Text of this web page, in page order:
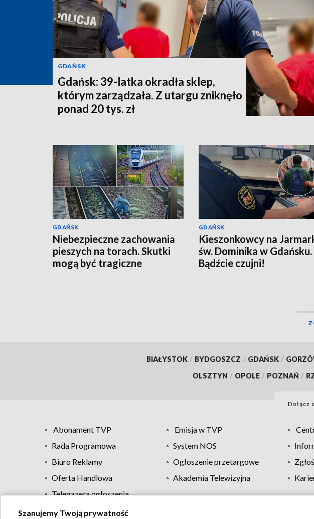
GDAŃSK
Gdańsk: 39-latka okradła sklep,
którym zarządzała. Z utargu zniknęło
ponad 20 tys. zł
GDAŃSK
Niebezpieczne zachowania
pieszych na torach. Skutki
mogą być tragiczne
GDAŃSK
Kieszonkowcy na
św. Dominika w Gdańsku.
Bądźcie czujni!
BIAŁYSTOK / BYDGOSZCZ / GDAŃSK /
OLSZTYN / OPOLE / POZNAŃ /
Dołącz
Abonament TVP Emisja w TVP
Rada Programowa
System NOS
Biuro Reklamy
Ogłoszenie przetargowe
Oferta Handlowa
Akademia Telewizyjna
Telegazeta ogłoszenia
Szanujemy Twoją prywatność